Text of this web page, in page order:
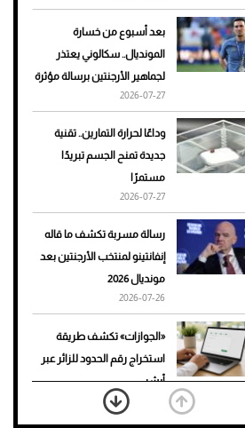
لإطلالة جريئة وعصرية
أحذية Mary Jane: ترف وأناقة
بعد أسبوع من خسارة
المونديال.. سكالوني يعتذر
لجماهير الأرجنتين برسالة مؤثرة
2026-07-27
وداعًا لحرارة التمارين.. تقنية
جديدة تمنح الجسم تبريدًا
مستمرًا
2026-07-27
رسالة مسربة تكشف ما قاله
إنفانتينو لمنتخب الأرجنتين بعد
مونديال 2026
2026-07-26
«الجوازات» تكشف طريقة
استخراج رقم الحدود للزائر عبر
أبشر
2026-07-26